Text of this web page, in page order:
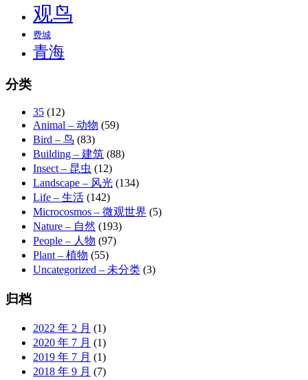
观鸟
费城
青海
分类
35 (12)
Animal – 动物 (59)
Bird – 鸟 (83)
Building – 建筑 (88)
Insect – 昆虫 (12)
Landscape – 风光 (134)
Life – 生活 (142)
Microcosmos – 微观世界 (5)
Nature – 自然 (193)
People – 人物 (97)
Plant – 植物 (55)
Uncategorized – 未分类 (3)
归档
2022 年 2 月 (1)
2020 年 7 月 (1)
2019 年 7 月 (1)
2018 年 9 月 (7)